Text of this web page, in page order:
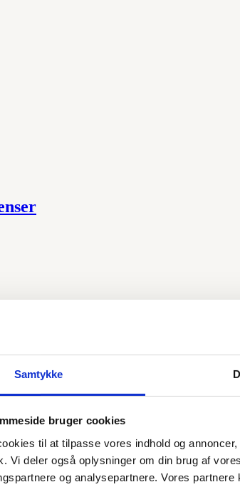
Samtykke
bruger cookies
til at tilpasse vores indhold og
Vi deler også oplysninger om din brug af
og analysepartnere. Vores
i mat sort